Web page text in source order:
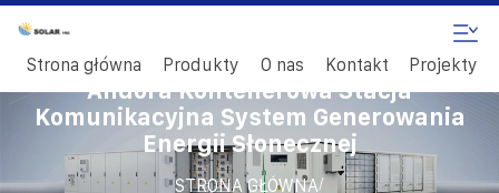
Strona główna Produkty O nas Kontakt Projekty
Andora Kontenerowa Stacja
Komunikacyjna System Generowania
Energii Słonecznej
STRONA GŁÓWNA/